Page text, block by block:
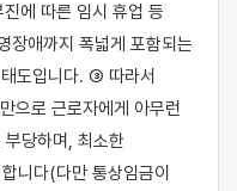
에 따른 임시 휴업 등
장애까지 폭넓게 포함되는
도입니다. ③ 따라서
으로 근로자에게 아무런
당하며, 최소한
니다(다만 통상임금이